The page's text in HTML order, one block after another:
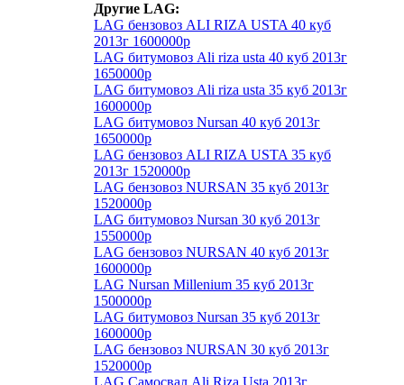
Другие LAG:
LAG бензовоз ALI RIZA USTA 40 куб
2013г 1600000р
LAG битумовоз Ali riza usta 40 куб 2013г
1650000р
LAG битумовоз Ali riza usta 35 куб 2013г
1600000р
LAG битумовоз Nursan 40 куб 2013г
1650000р
LAG бензовоз ALI RIZA USTA 35 куб
2013г 1520000р
LAG бензовоз NURSAN 35 куб 2013г
1520000р
LAG битумовоз Nursan 30 куб 2013г
1550000р
LAG бензовоз NURSAN 40 куб 2013г
1600000р
LAG Nursan Millenium 35 куб 2013г
1500000р
LAG битумовоз Nursan 35 куб 2013г
1600000р
LAG бензовоз NURSAN 30 куб 2013г
1520000р
LAG Самосвал Ali Riza Usta 2013г